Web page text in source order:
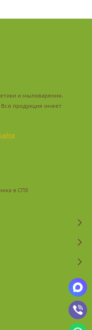
и мыловарения.
продукция имеет
в СПб